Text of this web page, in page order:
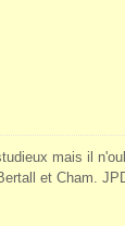
mais il
et Cham.